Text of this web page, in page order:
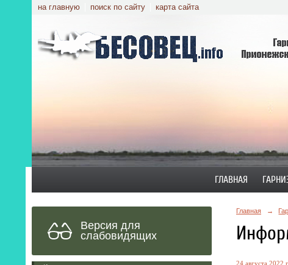
на главную поиск по сайту карта сайта
ГЛАВНАЯ
Версия для
слабовидящих
Главная →
24 августа 2022 г.